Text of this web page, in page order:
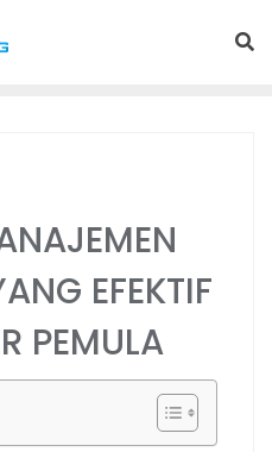
EFEKTIF
PEMULA